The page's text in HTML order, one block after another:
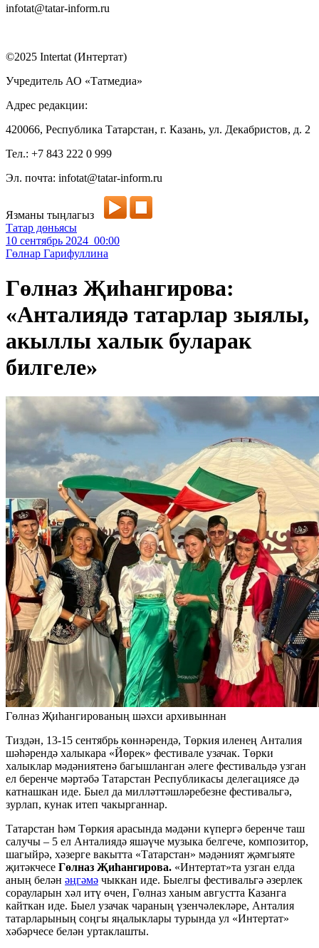
infotat@tatar-inform.ru
©2025 Intertat (Интертат)
Учредитель АО «Татмедиа»
Адрес редакции:
420066, Республика Татарстан, г. Казань, ул. Декабристов, д. 2
Тел.: +7 843 222 0 999
Эл. почта: infotat@tatar-inform.ru
Язманы тыңлагыз
Татар дөньясы
10 сентябрь 2024 00:00
Гөлнар Гарифуллина
Гөлназ Җиһангирова:
«Анталиядә татарлар зыялы,
акыллы халык буларак
билгеле»
Гөлназ Җиһангированың шәхси архивыннан
Тиздән, 13-15 сентябрь көннәрендә, Төркия иленең Анталия
шәһәрендә халыкара «Йөрек» фестивале узачак. Төрки
халыклар мәдәниятенә багышланган әлеге фестивальдә узган
ел беренче мәртәбә Татарстан Республикасы делегациясе дә
катнашкан иде. Быел да милләттәшләребезне фестивальгә,
зурлап, кунак итеп чакырганнар.
Татарстан һәм Төркия арасында мәдәни күпергә беренче таш
салучы – 5 ел Анталиядә яшәүче музыка белгече, композитор,
шагыйрә, хәзерге вакытта «Татарстан» мәдәният җәмгыяте
җитәкчесе Гөлназ Җиһангирова. «Интертат»та узган елда
аның белән әңгәмә чыккан иде. Быелгы фестивальгә әзерлек
сорауларын хәл итү өчен, Гөлназ ханым августта Казанга
кайткан иде. Быел узачак чараның үзенчәлекләре, Анталия
татарларының соңгы яңалыклары турында ул «Интертат»
хәбәрчесе белән уртаклашты.